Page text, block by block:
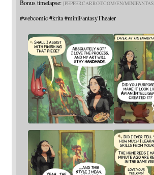
Bonus timelapse: PEPPERCARROT.COM/EN/MINIFANTAS
#webcomic #krita #miniFantasyTheater